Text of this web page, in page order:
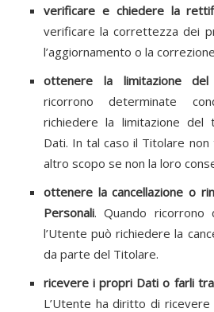
verificare e chiedere la
verificare la correttezza dei
l’aggiornamento o la
ottenere la limitazione del
ricorrono determinate
richiedere la limitazione
Dati. In tal caso il Titolare
altro scopo se non la loro
ottenere la cancellazione o
Personali. Quando ricorrono
l’Utente può richiedere la
da parte del Titolare.
ricevere i propri Dati o farli
L’Utente ha diritto di